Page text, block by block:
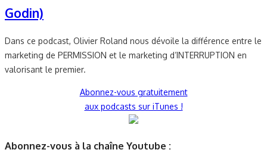
Godin)
Dans ce podcast, Olivier Roland nous dévoile la différence entre le
marketing de PERMISSION et le marketing d’INTERRUPTION en
valorisant le premier.
Abonnez-vous gratuitement
aux podcasts sur iTunes !
Abonnez-vous à la chaîne Youtube :